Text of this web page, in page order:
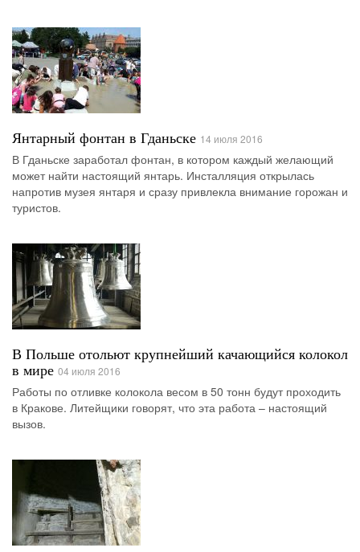
Янтарный фонтан в Гданьске 14 июля 2016
В Гданьске заработал фонтан, в котором каждый желающий
может найти настоящий янтарь. Инсталляция открылась
напротив музея янтаря и сразу привлекла внимание горожан и
туристов.
В Польше отольют крупнейший качающийся колокол
в мире 04 июля 2016
Работы по отливке колокола весом в 50 тонн будут проходить
в Кракове. Литейщики говорят, что эта работа – настоящий
вызов.